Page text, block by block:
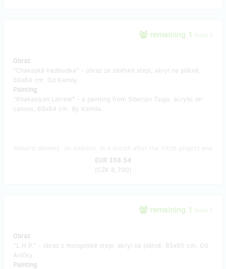
remaining 1 from 1
Obraz
"Chakaská kadibudka" - obraz ze sibiřské stepi, akryl na plátně,
69x84 cm. Od Kamily.
Painting
"Khakasiyan Latrine* - a painting from Siberian Taiga, acrylic on
canvas, 69x84 cm. By Kamila.
EUR 358.54
(CZK 8,700)
remaining 1 from 1
Obraz
"L.H.P." - obraz z mongolské stepi, akryl na plátně, 85x95 cm. Od
Aničky
Painting